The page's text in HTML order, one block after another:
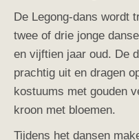
De Legong-dans wordt
twee of drie jonge
en vijftien jaar oud. De
prachtig uit en dragen
kostuums met gouden
kroon met bloemen.
Tijdens het dansen